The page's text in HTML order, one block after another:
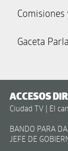
Comisiones
Gaceta
ACCESOS
Ciudad TV | El
BANDO PARA
JEFE DE